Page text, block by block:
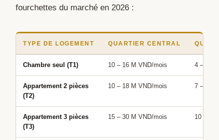
fourchettes du marché en 2026 :
TYPE DE LOGEMENT QUARTIER CENTRAL
Chambre seul (T1) 10 – 16 M VND/mois 4 – 7 M
Appartement 2 pièces
(T2)
10 – 18 M VND/mois 7 – 12
Appartement 3 pièces
(T3)
15 – 30 M VND/mois 10 – 20